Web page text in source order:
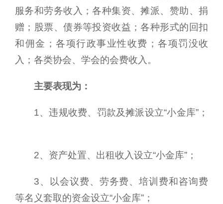
服务和劳务收入；各种集资、摊派、赞助、捐
赠‍‍；股票、债券等投资收益；各种形式的回扣
和佣金；各项行政事业性收费；各项罚没收
入；各类协会、学会的会费收入。
主要表现为：
1、违规收费、罚款及摊派设立“小金库”；
2、资产处置、出租收入设立“小金库”；
3、以会议费、劳务费、培训费和咨询费
等名义套取的资金设立“小金库”；